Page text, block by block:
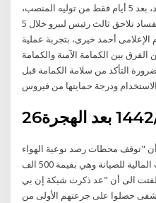
منصبه على الهواء مباشرة، الأحد، بعد 5 أيام فقط من توليه المنصب،
ووسط احتجاجات واتهامات بالفساد تلاحق ثالث رئيس لبيرو خلال 5
الهجرة قام الإعلامى أحمد خيرى، بتجربة عملية
بين الكمامة الآمنة والكمامة
التأكد من سلامة الكمامة قبل
الاستخدام ودرجة حمايتها من فيروس
أن "توقف محطات رصد نوعية الهواء
عن العمل سببه توقف الاعتمادات المالية للصيانة وهي بقيمة 500 الف
الى أن "عد ذكرت شبكة إن بي
حصلوا على جرعتهم الأولى من